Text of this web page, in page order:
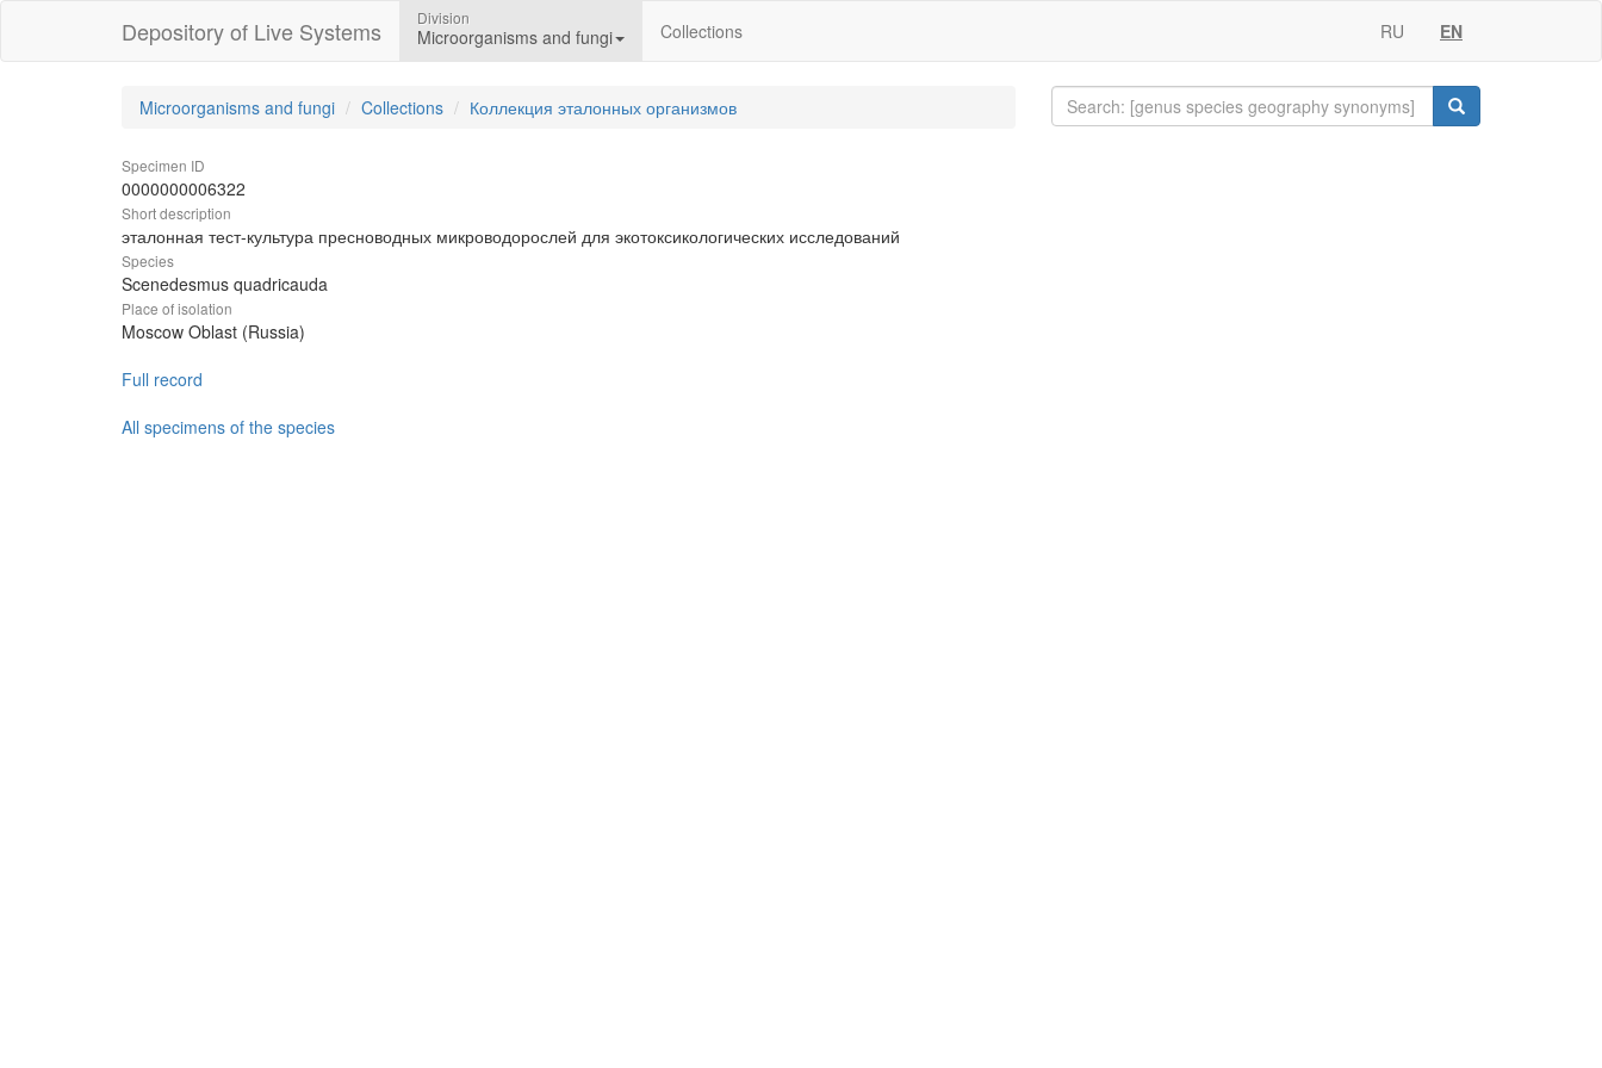
Depository of Live Systems Division
Microorganisms and fungi Collections RU EN
Microorganisms and fungi Collections Коллекция эталонных организмов
Specimen ID
0000000006322
Short description
эталонная тест-культура пресноводных микроводорослей для экотоксикологических исследований
Species
Scenedesmus quadricauda
Place of isolation
Moscow Oblast (Russia)
Full record
All specimens of the species